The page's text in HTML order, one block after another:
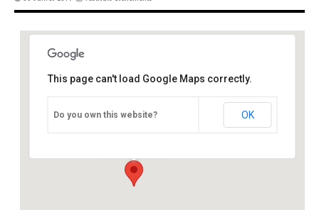
Etouars, 24360
Événements
This page can't load Google Maps correctly.
Do you own this website? OK